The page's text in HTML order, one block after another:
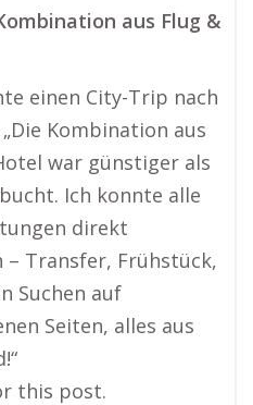
aus Flug &
einen City-Trip nach
Kombination aus
war günstiger als
Ich konnte alle
direkt
– Transfer, Frühstück,
Suchen auf
Seiten, alles aus
this post.